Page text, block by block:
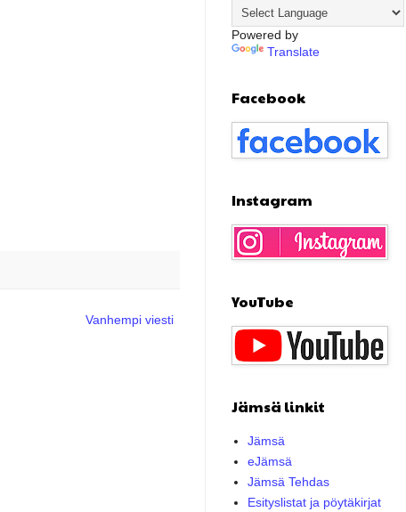
Vanhempi viesti
Powered by
Translate
Facebook
Instagram
YouTube
Jämsä linkit
Jämsä
eJämsä
Jämsä Tehdas
Esityslistat ja pöytäkirjat